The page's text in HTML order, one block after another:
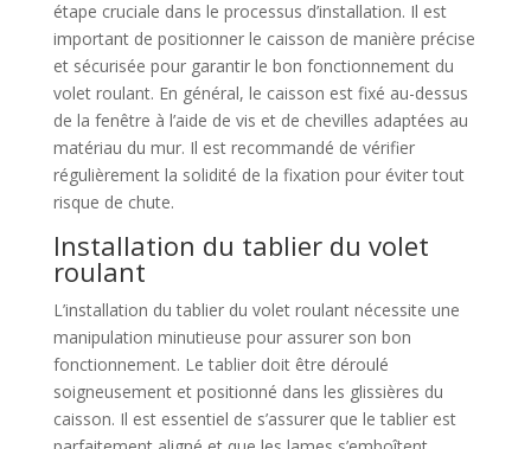
étape cruciale dans le processus d’installation. Il est
important de positionner le caisson de manière précise
et sécurisée pour garantir le bon fonctionnement du
volet roulant. En général, le caisson est fixé au-dessus
de la fenêtre à l’aide de vis et de chevilles adaptées au
matériau du mur. Il est recommandé de vérifier
régulièrement la solidité de la fixation pour éviter tout
risque de chute.
Installation du tablier du volet
roulant
L’installation du tablier du volet roulant nécessite une
manipulation minutieuse pour assurer son bon
fonctionnement. Le tablier doit être déroulé
soigneusement et positionné dans les glissières du
caisson. Il est essentiel de s’assurer que le tablier est